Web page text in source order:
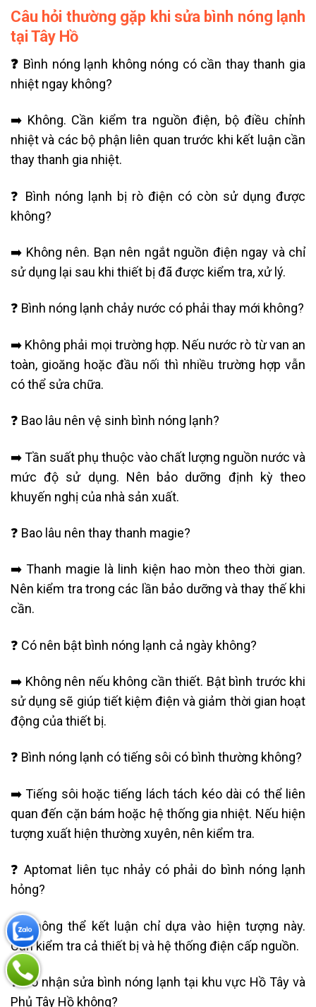
Câu hỏi thường gặp khi sửa bình nóng lạnh
tại Tây Hồ
❓ Bình nóng lạnh không nóng có cần thay thanh gia
nhiệt ngay không?
➡️ Không. Cần kiểm tra nguồn điện, bộ điều chỉnh
nhiệt và các bộ phận liên quan trước khi kết luận cần
thay thanh gia nhiệt.
❓ Bình nóng lạnh bị rò điện có còn sử dụng được
không?
➡️ Không nên. Bạn nên ngắt nguồn điện ngay và chỉ
sử dụng lại sau khi thiết bị đã được kiểm tra, xử lý.
❓ Bình nóng lạnh chảy nước có phải thay mới không?
➡️ Không phải mọi trường hợp. Nếu nước rò từ van an
toàn, gioăng hoặc đầu nối thì nhiều trường hợp vẫn
có thể sửa chữa.
❓ Bao lâu nên vệ sinh bình nóng lạnh?
➡️ Tần suất phụ thuộc vào chất lượng nguồn nước và
mức độ sử dụng. Nên bảo dưỡng định kỳ theo
khuyến nghị của nhà sản xuất.
❓ Bao lâu nên thay thanh magie?
➡️ Thanh magie là linh kiện hao mòn theo thời gian.
Nên kiểm tra trong các lần bảo dưỡng và thay thế khi
cần.
❓ Có nên bật bình nóng lạnh cả ngày không?
➡️ Không nên nếu không cần thiết. Bật bình trước khi
sử dụng sẽ giúp tiết kiệm điện và giảm thời gian hoạt
động của thiết bị.
❓ Bình nóng lạnh có tiếng sôi có bình thường không?
➡️ Tiếng sôi hoặc tiếng lách tách kéo dài có thể liên
quan đến cặn bám hoặc hệ thống gia nhiệt. Nếu hiện
tượng xuất hiện thường xuyên, nên kiểm tra.
❓ Aptomat liên tục nhảy có phải do bình nóng lạnh
hỏng?
➡️ Không thể kết luận chỉ dựa vào hiện tượng này.
Cần kiểm tra cả thiết bị và hệ thống điện cấp nguồn.
❓ Có nhận sửa bình nóng lạnh tại khu vực Hồ Tây và
Phủ Tây Hồ không?